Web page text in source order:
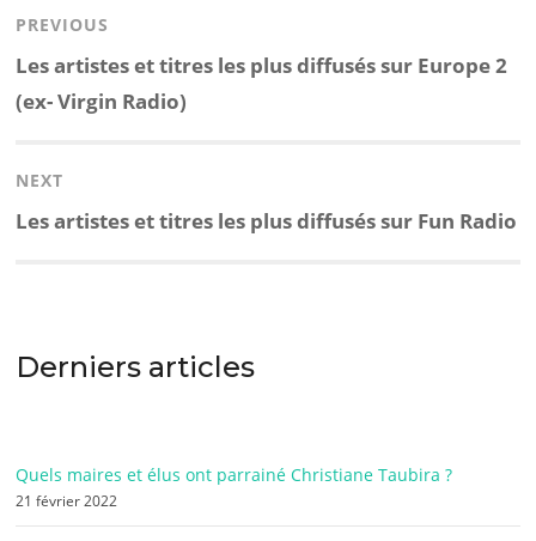
de
l’article
PREVIOUS
Previous
post:
Les artistes et titres les plus diffusés sur Europe 2
(ex- Virgin Radio)
NEXT
Next
Les artistes et titres les plus diffusés sur Fun Radio
Derniers articles
Quels maires et élus ont parrainé Christiane Taubira ?
21 février 2022